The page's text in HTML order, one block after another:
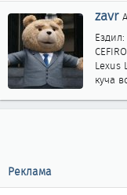
А
т
о
р
zavr
Lexus
куча
Реклама